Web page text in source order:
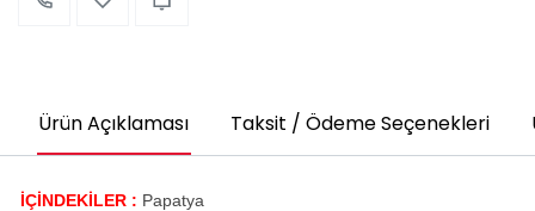
Ürün Açıklaması Taksit / Ödeme Seçenekleri
İÇİNDEKİLER : Papatya